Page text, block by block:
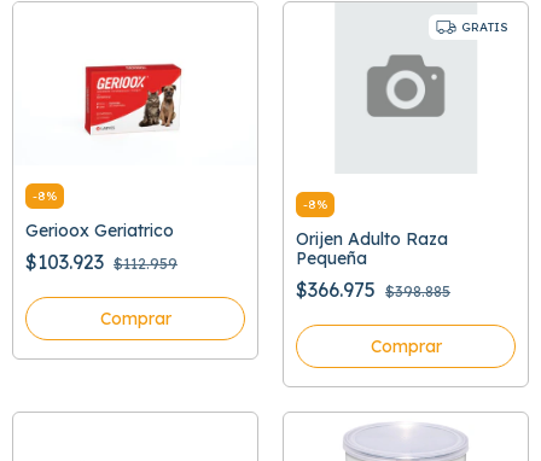
-8%
Gerioox Geriatrico
$103.923 $112.959
Comprar
GRATIS
-8%
Orijen Adulto Raza
Pequeña
$366.975 $398.885
Comprar